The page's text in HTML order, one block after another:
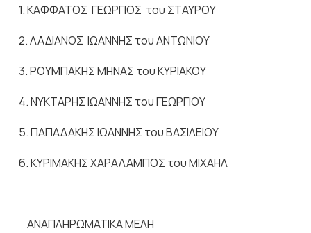
1. ΚΑΦΦΑΤΟΣ ΓΕΩΡΓΙΟΣ του ΣΤΑΥΡΟΥ
2. ΛΑΔΙΑΝΟΣ ΙΩΑΝΝΗΣ του ΑΝΤΩΝΙΟΥ
3. ΡΟΥΜΠΑΚΗΣ ΜΗΝΑΣ του ΚΥΡΙΑΚΟΥ
4. ΝΥΚΤΑΡΗΣ ΙΩΑΝΝΗΣ του ΓΕΩΡΓΙΟΥ
5. ΠΑΠΑΔΑΚΗΣ ΙΩΑΝΝΗΣ του ΒΑΣΙΛΕΙΟΥ
6. ΚΥΡΙΜΑΚΗΣ ΧΑΡΑΛΑΜΠΟΣ του ΜΙΧΑΗΛ
ΑΝΑΠΛΗΡΩΜΑΤΙΚΑ ΜΕΛΗ